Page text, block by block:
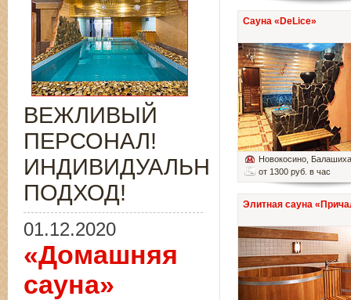
Сауна «DeLice»
Новокосино , Балашиха
от 1300 руб. в час
Элитная сауна
ВЕЖЛИВЫЙ
ПЕРСОНАЛ!
ИНДИВИДУАЛЬНЫЙ
ПОДХОД!
01.12.2020
«Домашняя
сауна»